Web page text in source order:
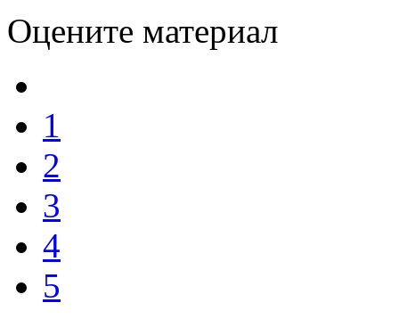
Оцените материал
1
2
3
4
5